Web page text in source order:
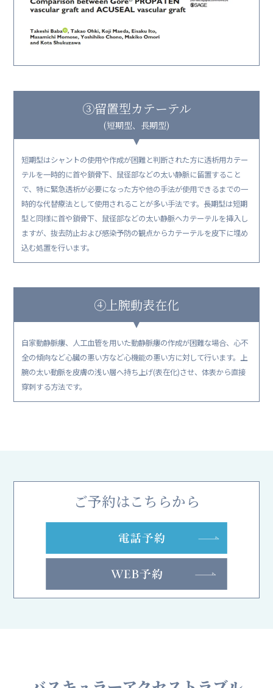
③留置型カテーテル
(短期型、長期型)
短期型はシャントの使用や作成が困難と判断された方に透析用カテー
テルを一時的に首や鎖骨下、鼠径部などの太い静脈に留置すること
で、特に緊急透析が必要になった方や他の手法が使用できるまでの一
時的な代替療法として使用されることが多い手法です。長期型は短期
型と同様に首や鎖骨下、鼠径部などの太い静脈へカテーテルを挿入し
ますが、抜去防止および感染予防の観点からカテーテルを皮下に埋め
込む処置を行います。
④上腕動表在化
自家動静脈瘻、人工血管を用いた動静脈瘻の作成が困難な場合、心不
全の傾向など心臓の悪い方など心機能の悪い方に対して行います。上
腕の太い動脈を皮膚の浅い層へ持ち上げ(表在化)させ、体表から直接
穿刺する方法です。
ご予約はこちらから